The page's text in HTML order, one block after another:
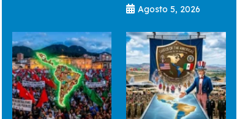
Agosto 5, 2026